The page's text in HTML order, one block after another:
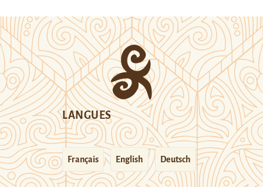
LANGUES
Français English Deutsch